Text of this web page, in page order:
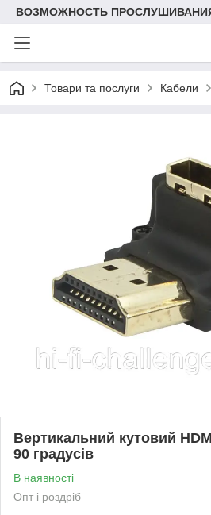
ВОЗМОЖНОСТЬ
Товари та послуги Кабели
Вертикальний кутовий
90 градусів
В наявності
Опт і роздріб